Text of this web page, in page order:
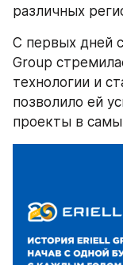
различных
С первых дней
Group
технологии и
позволило ей
проекты в